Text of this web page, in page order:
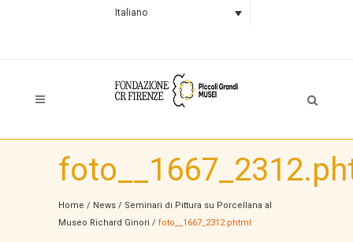
Italiano
Home / News / Seminari di Pittura su Porcellana al
Museo Richard Ginori / foto__1667_2312.phtml